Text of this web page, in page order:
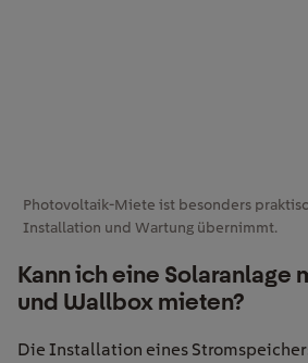
Photovoltaik-Miete ist besonders
Installation und Wartung übernimmt.
Kann ich eine Solaranlage
und Wallbox mieten?
Die Installation eines